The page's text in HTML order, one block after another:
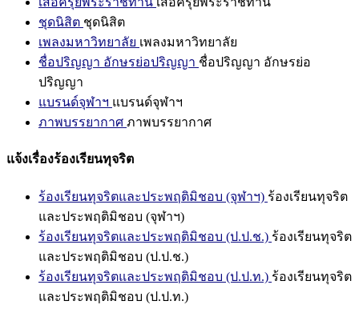
ชุดนิสิต ชุดนิสิต
เพลงมหาวิทยาลัย เพลงมหาวิทยาลัย
ชื่อปริญญา อักษรย่อปริญญา ชื่อปริญญา อักษรย่อ
ปริญญา
แบรนด์จุฬาฯ แบรนด์จุฬาฯ
ภาพบรรยากาศ ภาพบรรยากาศ
แจ้งเรื่องร้องเรียนทุจริต
ร้องเรียนทุจริตและประพฤติมิชอบ (จุฬาฯ) ร้องเรียนทุจริต
และประพฤติมิชอบ (จุฬาฯ)
ร้องเรียนทุจริตและประพฤติมิชอบ (ป.ป.ช.) ร้องเรียนทุจริต
และประพฤติมิชอบ (ป.ป.ช.)
ร้องเรียนทุจริตและประพฤติมิชอบ (ป.ป.ท.) ร้องเรียนทุจริต
และประพฤติมิชอบ (ป.ป.ท.)